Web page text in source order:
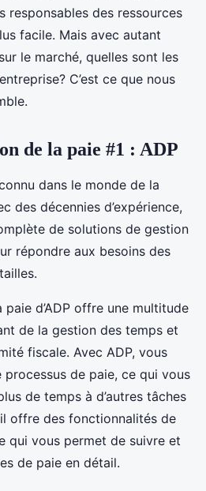
responsables des ressources
facile. Mais avec autant
le marché, quelles sont les
C’est ce que nous
de la paie #1 : ADP
dans le monde de la
des décennies d’expérience,
de solutions de gestion
répondre aux besoins des
paie d’ADP offre une multitude
de la gestion des temps et
fiscale. Avec ADP, vous
de paie, ce qui vous
de temps à d’autres tâches
offre des fonctionnalités de
qui vous permet de suivre et
de paie en détail.